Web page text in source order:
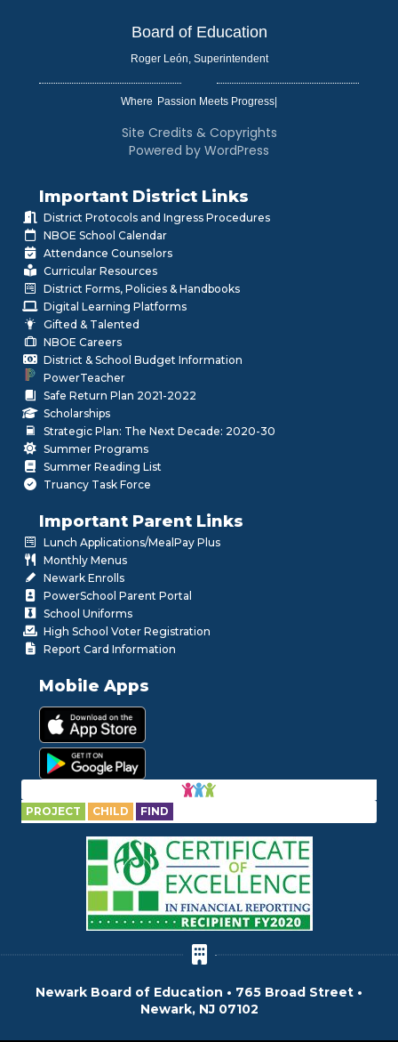
Board of Education
Roger León, Superintendent
Where
Site Credits & Copyrights
Powered by WordPress
Important District Links
District Protocols and Ingress Procedures
NBOE School Calendar
Attendance Counselors
Curricular Resources
District Forms, Policies & Handbooks
Digital Learning Platforms
Gifted & Talented
NBOE Careers
District & School Budget Information
PowerTeacher
Safe Return Plan 2021-2022
Scholarships
Strategic Plan: The Next Decade: 2020-30
Summer Programs
Summer Reading List
Truancy Task Force
Important Parent Links
Lunch Applications/MealPay Plus
Monthly Menus
Newark Enrolls
PowerSchool Parent Portal
School Uniforms
High School Voter Registration
Report Card Information
Mobile Apps
PROJECT CHILD FIND
Newark Board of Education • 765 Broad Street •
Newark, NJ 07102